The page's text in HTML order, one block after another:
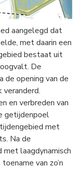
aangelegd dat
met daarin een
bestaat uit
De
de opening van de
en verbreden van
getijdenpoel
met
Na de
laagdynamisch
van zo’n